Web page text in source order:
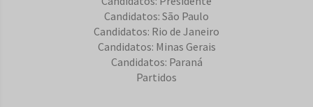
Candidatos: São Paulo
Candidatos: Rio de Janeiro
Candidatos: Minas Gerais
Candidatos: Paraná
Partidos